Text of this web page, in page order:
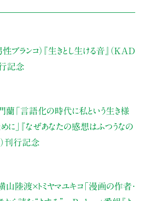
ブランコ） 『生きとし生ける音』（KAD
記念
蘭 「言語化の時代に私という生き様
に」
『なぜあなたの感想はふつうなの
刊行記念
陸渡×トミヤマユキコ「漫画の作者・